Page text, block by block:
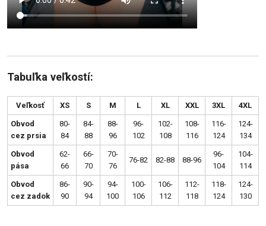
Tabuľka veľkostí:
Veľkosť XS S M L XL XXL 3XL 4XL
Obvod
cez prsia
80-
84
84-
88
88-
96
96-
102
102-
108
108-
116
116-
124
124-
134
Obvod
pása
62-
66
66-
70
70-
76
76-82 82-88 88-96
96-
104
104-
114
Obvod
cez zadok
86-
90
90-
94
94-
100
100-
106
106-
112
112-
118
118-
124
124-
130